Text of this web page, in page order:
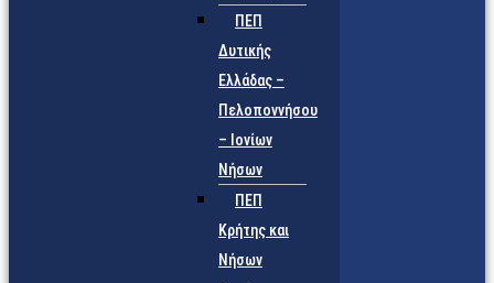
ΠΕΠ
Δυτικής
Ελλάδας –
Πελοποννήσου
– Ιονίων
Νήσων
ΠΕΠ
Κρήτης και
Νήσων